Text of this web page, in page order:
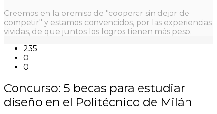
Creemos en la premisa de "cooperar sin dejar de
competir" y estamos convencidos, por las experiencias
vividas, de que juntos los logros tienen más peso.
235
0
0
Concurso: 5 becas para estudiar
diseño en el Politécnico de Milán